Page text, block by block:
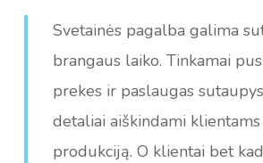
Svetainės pagalba galima
brangaus laiko. Tinkamai
prekes ir paslaugas
detaliai aiškindami klientams
produkciją. O klientai bet